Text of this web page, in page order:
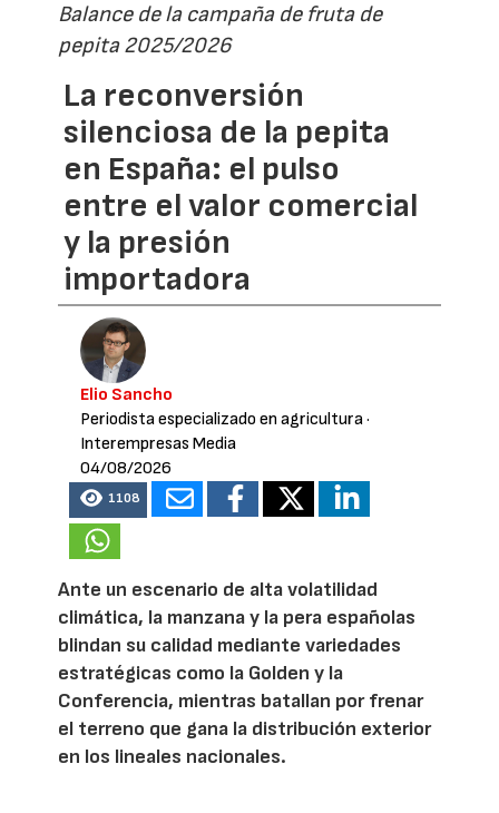
Balance de la campaña de fruta de
pepita 2025/2026
La reconversión
silenciosa de la pepita
en España: el pulso
entre el valor comercial
y la presión
importadora
Elio Sancho
Periodista especializado en agricultura·
Interempresas Media
04/08/2026
1108
Ante un escenario de alta volatilidad
climática, la manzana y la pera españolas
blindan su calidad mediante variedades
estratégicas como la Golden y la
Conferencia, mientras batallan por frenar
el terreno que gana la distribución exterior
en los lineales nacionales.